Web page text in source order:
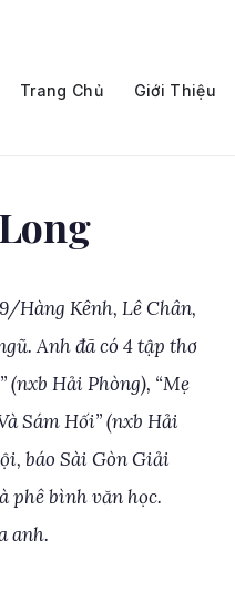
Trang Chủ Giới Thiệu
Hàng Kênh, Lê Chân,
Anh đã có 4 tập thơ
Hải Phòng), “Mẹ
Sám Hối” (nxb Hải
báo Sài Gòn Giải
phê bình văn học.
anh.